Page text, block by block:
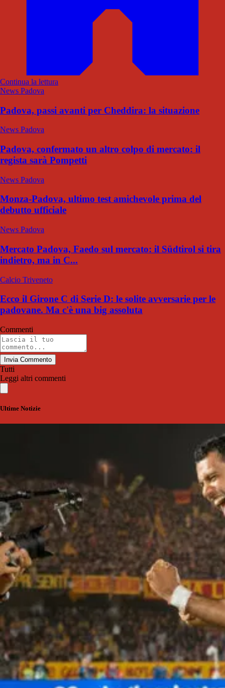
Continua la lettura
News Padova
Padova, passi avanti per Cheddira: la situazione
News Padova
Padova, confermato un altro colpo di mercato: il
regista sarà Pompetti
News Padova
Monza-Padova, ultimo test amichevole prima del
debutto ufficiale
News Padova
Mercato Padova, Faedo sul mercato: il Südtirol si tira
indietro, ma in C...
Calcio Triveneto
Ecco il Girone C di Serie D: le solite avversarie per le
padovane. Ma c'è una big assoluta
Commenti
Invia Commento
Tutti
Leggi altri commenti
Ultime Notizie